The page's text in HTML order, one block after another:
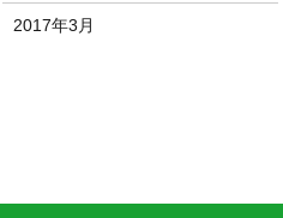
2017年3月